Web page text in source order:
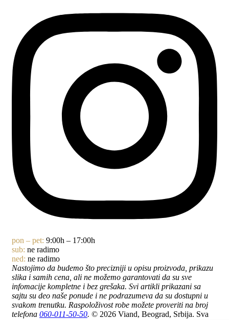
pon – pet: 9:00h – 17:00h
sub: ne radimo
ned: ne radimo
Nastojimo da budemo što precizniji u opisu proizvoda, prikazu
slika i samih cena, ali ne možemo garantovati da su sve
infomacije kompletne i bez grešaka. Svi artikli prikazani sa
sajtu su deo naše ponude i ne podrazumeva da su dostupni u
svakom trenutku. Raspoloživost robe možete proveriti na broj
telefona 060-011-50-50. © 2026 Viand, Beograd, Srbija. Sva